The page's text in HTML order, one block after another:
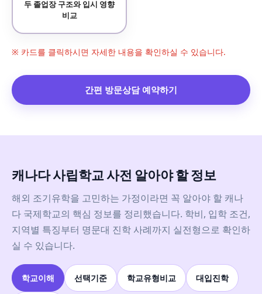
두 졸업장 구조와 입시 영향
비교
※ 카드를 클릭하시면 자세한 내용을 확인하실 수 있습니다.
간편 방문상담 예약하기
캐나다 사립학교 사전 알아야 할 정보
해외 조기유학을 고민하는 가정이라면 꼭 알아야 할 캐나
다 국제학교의 핵심 정보를 정리했습니다. 학비, 입학 조건,
지역별 특징부터 명문대 진학 사례까지 실전형으로 확인하
실 수 있습니다.
학교이해 선택기준 학교유형비교 대입진학